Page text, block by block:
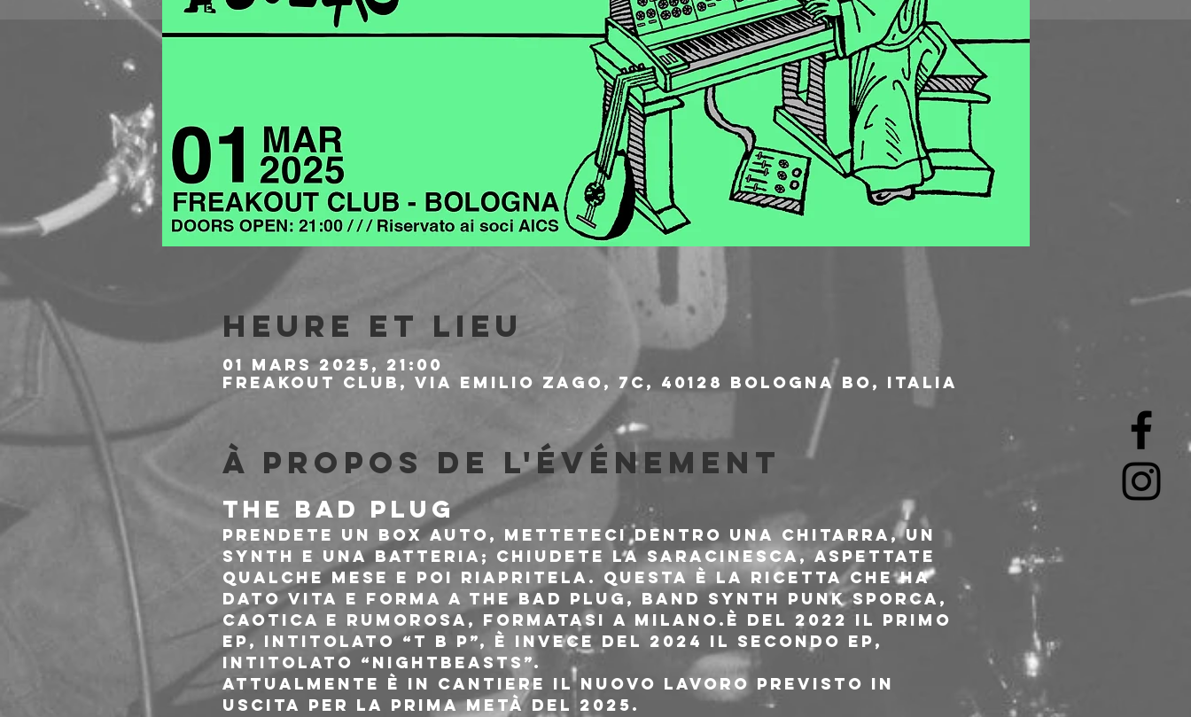
Heure et lieu
01 mars 2025, 21:00
Freakout Club, Via Emilio Zago, 7c, 40128 Bologna BO, Italia
À propos de l'événement
THE BAD PLUG
Prendete un box auto, metteteci dentro una chitarra, un
synth e una batteria; chiudete la saracinesca, aspettate
qualche mese e poi riapritela. Questa è la ricetta che ha
dato vita e forma a The Bad Plug, band synth punk sporca,
caotica e rumorosa, formatasi a Milano.È del 2022 il primo
EP, intitolato “T B P”, è invece del 2024 il secondo EP,
intitolato “Nightbeasts”.
Attualmente è in cantiere il nuovo lavoro previsto in
uscita per la prima metà del 2025.